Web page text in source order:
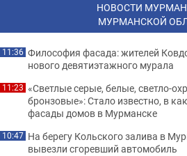
НОВОСТИ
МУРМАНСКОЙ
11:36 Философия фасада: жителей
нового девятиэтажного мурала
11:23 «Светлые серые, белые, светло-
бронзовые»: Стало известно, в
фасады домов в Мурманске
10:47 На берегу Кольского залива в
вывезли сгоревший автомобиль